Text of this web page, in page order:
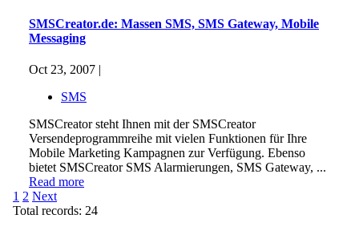
SMSCreator.de: Massen SMS, SMS Gateway, Mobile
Messaging
Oct 23, 2007 |
SMS
SMSCreator steht Ihnen mit der SMSCreator
Versendeprogrammreihe mit vielen Funktionen für Ihre
Mobile Marketing Kampagnen zur Verfügung. Ebenso
bietet SMSCreator SMS Alarmierungen, SMS Gateway, ...
Read more
1 2 Next
Total records: 24